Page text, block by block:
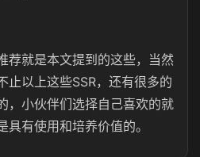
荐就是本文提到的这些，当然
止以上这些SSR，还有很多的
，小伙伴们选择自己喜欢的就
有使用和培养价值的。